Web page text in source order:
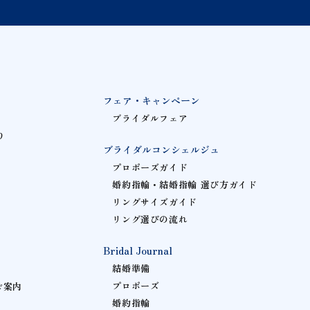
内
フェア・キャンペーン
ブライダルフェア
ブライダルコンシェルジュ
プロポーズガイド
婚約指輪・結婚指輪 選び方ガイド
リングサイズガイド
リング選びの流れ
Bridal Journal
結婚準備
プロポーズ
婚約指輪